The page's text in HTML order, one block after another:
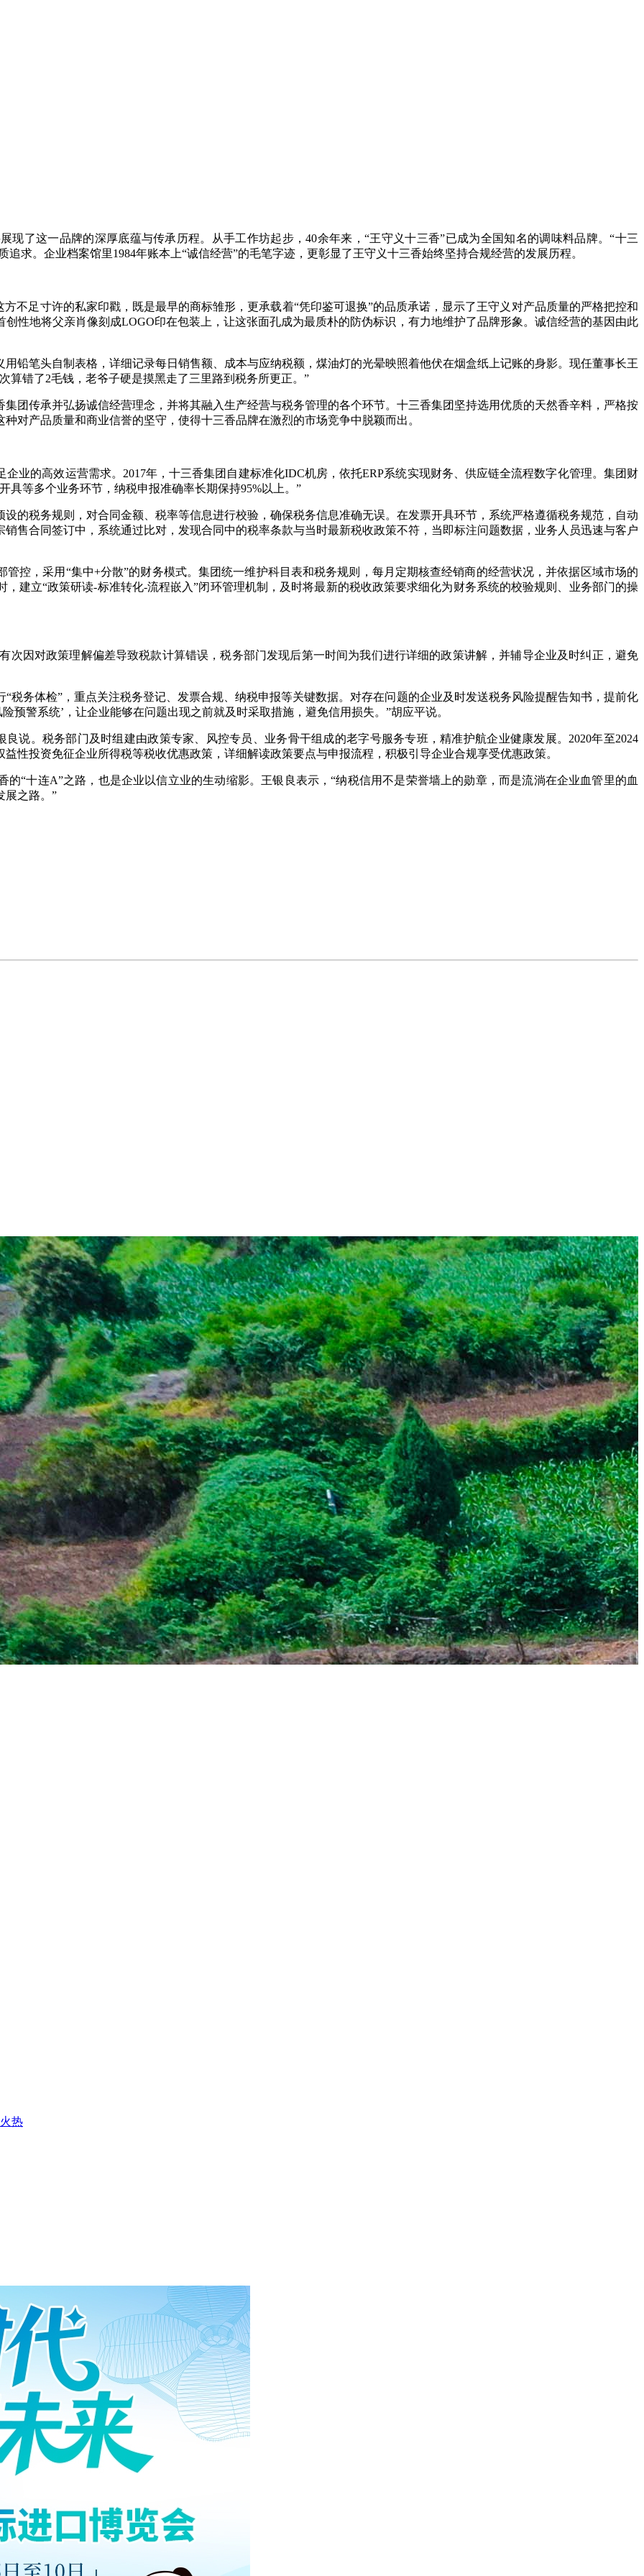
这一品牌的深厚底蕴与传承历程。从手工作坊起步，40余年来，“王守义十三香”已成为全国知名的调味料品牌。“十三
求。企业档案馆里1984年账本上“诚信经营”的毛笔字迹，更彰显了王守义十三香始终坚持合规经营的发展历程。
足寸许的私家印戳，既是最早的商标雏形，更承载着“凭印鉴可退换”的品质承诺，显示了王守义对产品质量的严格把控和
性地将父亲肖像刻成LOGO印在包装上，让这张面孔成为最质朴的防伪标识，有力地维护了品牌形象。诚信经营的基因由此
笔头自制表格，详细记录每日销售额、成本与应纳税额，煤油灯的光晕映照着他伏在烟盒纸上记账的身影。现任董事长王
算错了2毛钱，老爷子硬是摸黑走了三里路到税务所更正。”
传承并弘扬诚信经营理念，并将其融入生产经营与税务管理的各个环节。十三香集团坚持选用优质的天然香辛料，严格按
对产品质量和商业信誉的坚守，使得十三香品牌在激烈的市场竞争中脱颖而出。
的高效运营需求。2017年，十三香集团自建标准化IDC机房，依托ERP系统实现财务、供应链全流程数字化管理。集团财
具等多个业务环节，纳税申报准确率长期保持95%以上。”
税务规则，对合同金额、税率等信息进行校验，确保税务信息准确无误。在发票开具环节，系统严格遵循税务规范，自动
售合同签订中，系统通过比对，发现合同中的税率条款与当时最新税收政策不符，当即标注问题数据，业务人员迅速与客户
，采用“集中+分散”的财务模式。集团统一维护科目表和税务规则，每月定期核查经销商的经营状况，并依据区域市场的
建立“政策研读-标准转化-流程嵌入”闭环管理机制，及时将最新的税收政策要求细化为财务系统的校验规则、业务部门的操
对政策理解偏差导致税款计算错误，税务部门发现后第一时间为我们进行详细的政策讲解，并辅导企业及时纠正，避免
体检”，重点关注税务登记、发票合规、纳税申报等关键数据。对存在问题的企业及时发送税务风险提醒告知书，提前化
预警系统’，让企业能够在问题出现之前就及时采取措施，避免信用损失。”胡应平说。
。税务部门及时组建由政策专家、风控专员、业务骨干组成的老字号服务专班，精准护航企业健康发展。2020年至2024
性投资免征企业所得税等税收优惠政策，详细解读政策要点与申报流程，积极引导企业合规享受优惠政策。
十连A”之路，也是企业以信立业的生动缩影。王银良表示，“纳税信用不是荣誉墙上的勋章，而是流淌在企业血管里的血
展之路。”